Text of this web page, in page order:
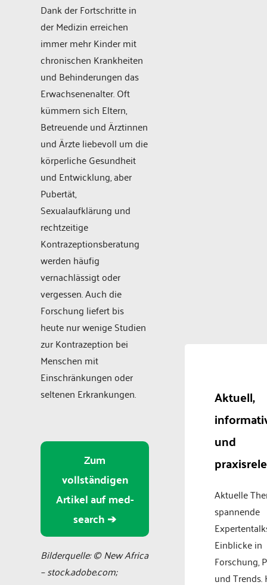
Dank der Fortschritte in
der Medizin erreichen
immer mehr Kinder mit
chronischen Krankheiten
und Behinderungen das
Erwachsenenalter. Oft
kümmern sich Eltern,
Betreuende und Ärztinnen
und Ärzte liebevoll um die
körperliche Gesundheit
und Entwicklung, aber
Pubertät,
Sexualaufklärung und
rechtzeitige
Kontrazeptionsberatung
werden häufig
vernachlässigt oder
vergessen. Auch die
Forschung liefert bis
heute nur wenige Studien
zur Kontrazeption bei
Menschen mit
Einschränkungen oder
seltenen Erkrankungen.
Zum
vollständigen
Artikel auf med-
search ➔
Bilderquelle: © New Africa
– stock.adobe.com;
Aktuell,
und
Aktuelle
spannende
Einblicke in
Forschung,
und Trends.